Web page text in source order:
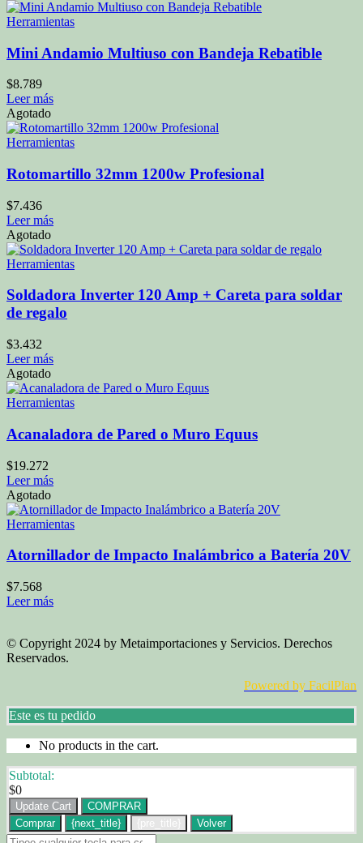
Herramientas
Mini Andamio Multiuso con Bandeja Rebatible
$8.789
Leer más
Agotado
Herramientas
Rotomartillo 32mm 1200w Profesional
$7.436
Leer más
Agotado
Herramientas
Soldadora Inverter 120 Amp + Careta para soldar
de regalo
$3.432
Leer más
Agotado
Herramientas
Acanaladora de Pared o Muro Equus
$19.272
Leer más
Agotado
Herramientas
Atornillador de Impacto Inalámbrico a Batería 20V
$7.568
Leer más
© Copyright 2024 by Metaimportaciones y Servicios. Derechos
Reservados.
Powered by FacilPlan
Este es tu pedido
No products in the cart.
Subtotal:
$0
Update Cart
COMPRAR
Comprar
{next_title} {pre_title} Volver